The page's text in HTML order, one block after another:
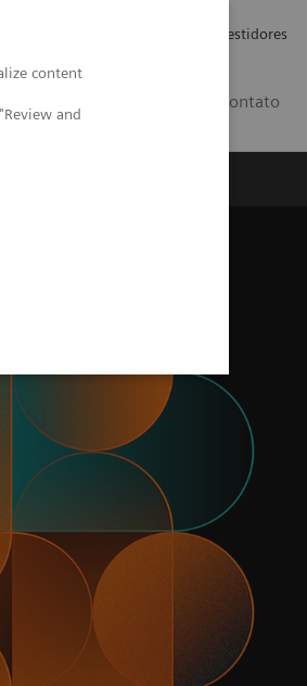
content
and
Relações com Investidores
Contato